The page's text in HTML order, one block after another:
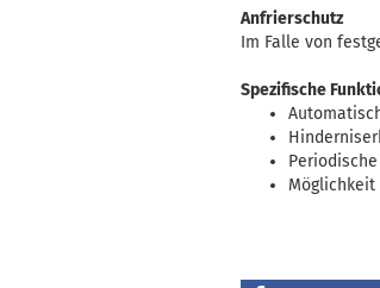
Anfrierschutz
Im Falle von
Spezifische